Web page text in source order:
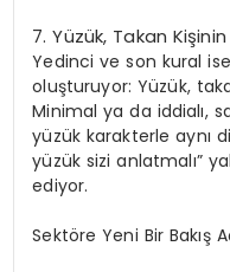
7.Yüzük, Takan
Yedinci ve son kural
oluşturuyor: Yüzük,
Minimal ya da iddialı,
yüzük karakterle aynı
yüzük sizi anlatmalı”
ediyor.
Sektöre Yeni Bir Bakış